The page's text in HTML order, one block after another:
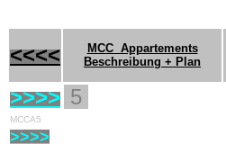
<<<<
MCC Appartements
Beschreibung + Plan
>>>> 5
MCCA5
>>>>